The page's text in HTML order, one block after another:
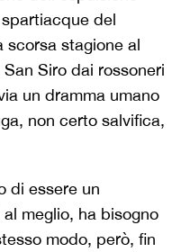
del
scorsa stagione al
Siro dai rossoneri
un dramma umano
non certo salvifica,
di essere un
meglio, ha bisogno
modo, però, fin